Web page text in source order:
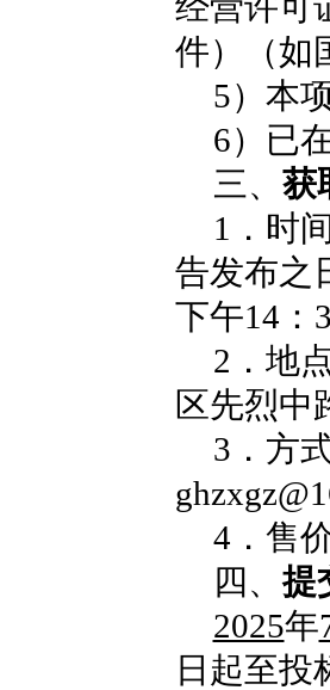
件）（如
5）本
6）已
三、 获
1．时
告发布之
下午14：
2． 地
区先烈中
3． 方
4．售
四、提
2025年
日起至投